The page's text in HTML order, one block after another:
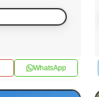
WhatsApp